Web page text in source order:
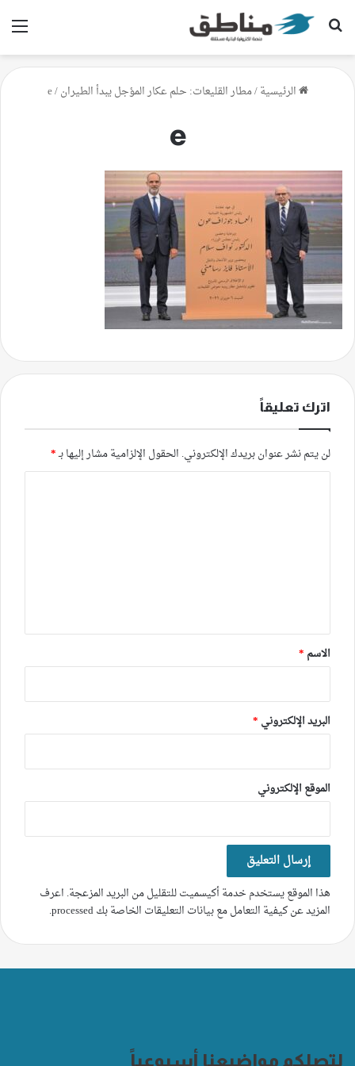
بحث عن
الرئيسية/مطار القليعات: حلم عكار المؤجل يبدأ الطيران/
e
e
اترك تعليقاً
لن يتم نشر عنوان بريدك الإلكتروني. الحقول الإلزامية مشار إليها بـ*
*
الاسم *
البريد الإلكتروني *
الموقع الإلكتروني
هذا الموقع يستخدم خدمة أكيسميت للتقليل من البريد المزعجة. اعرف
المزيد عن كيفية التعامل مع بيانات التعليقات الخاصة بك processed
.
لتصلكم مواضيعنا أسبوعياً